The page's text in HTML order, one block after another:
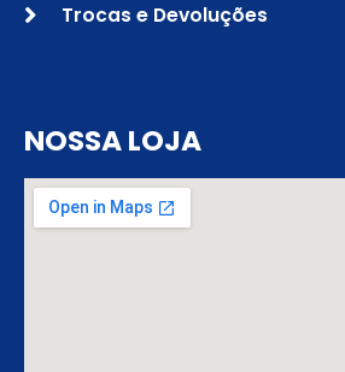
Trocas e Devoluções
NOSSA LOJA